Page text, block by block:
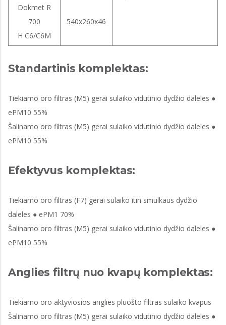
Dokmet R
700
H C6/C6M
540x260x46
Standartinis komplektas:
Tiekiamo oro filtras (M5) gerai sulaiko vidutinio dydžio daleles ●
ePM10 55%
Šalinamo oro filtras (M5) gerai sulaiko vidutinio dydžio daleles ●
ePM10 55%
Efektyvus komplektas:
Tiekiamo oro filtras (F7) gerai sulaiko itin smulkaus dydžio
daleles ● ePM1 70%
Šalinamo oro filtras (M5) gerai sulaiko vidutinio dydžio daleles ●
ePM10 55%
Anglies filtrų nuo kvapų komplektas:
Tiekiamo oro aktyviosios anglies pluošto filtras sulaiko kvapus
Šalinamo oro filtras (M5) gerai sulaiko vidutinio dydžio daleles ●